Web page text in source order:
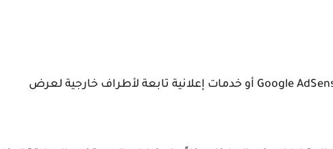
Google أو خدمات إعلانية تابعة لأطراف خارجية لعرض